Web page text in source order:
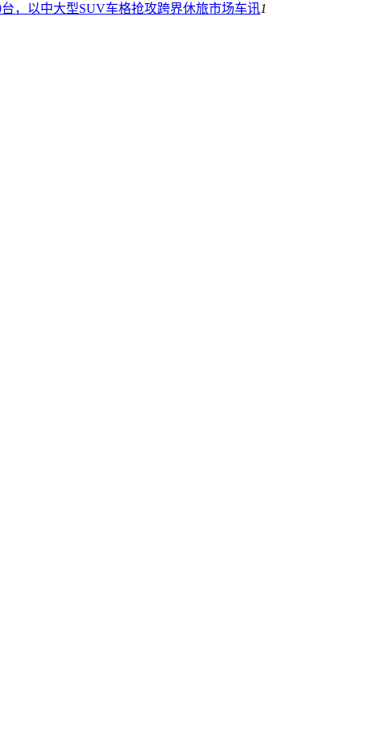
，以中大型SUV车格抢攻跨界休旅市场车讯1